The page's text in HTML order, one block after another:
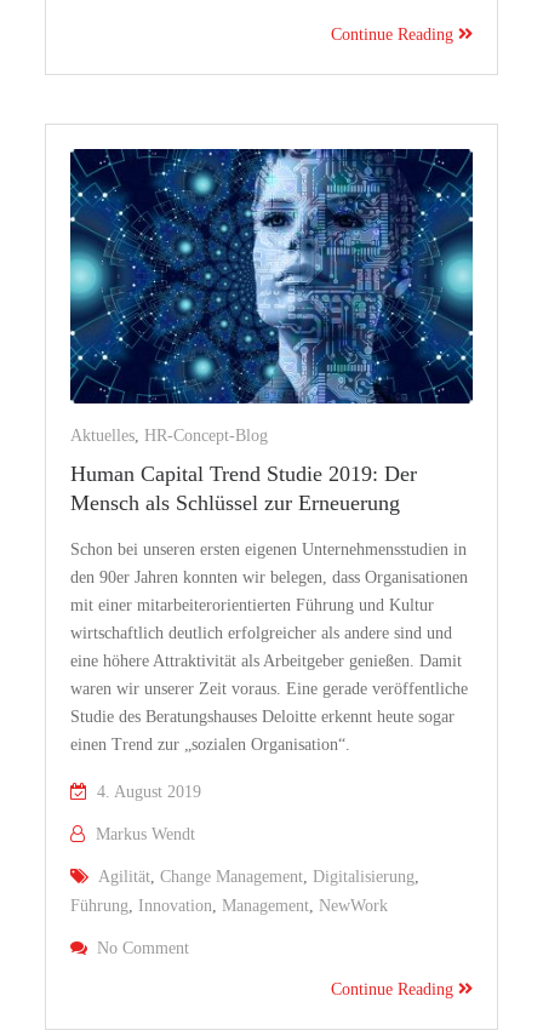
Continue Reading
Aktuelles,HR-Concept-Blog
Human Capital Trend Studie 2019: Der
Mensch als Schlüssel zur Erneuerung
Schon bei unseren ersten eigenen Unternehmensstudien in
den 90er Jahren konnten wir belegen, dass Organisationen
mit einer mitarbeiterorientierten Führung und Kultur
wirtschaftlich deutlich erfolgreicher als andere sind und
eine höhere Attraktivität als Arbeitgeber genießen. Damit
waren wir unserer Zeit voraus. Eine gerade veröffentliche
Studie des Beratungshauses Deloitte erkennt heute sogar
einen Trend zur „sozialen Organisation“.
4. August 2019
Markus Wendt
Agilität,Change Management,Digitalisierung,
Führung, Innovation,Management,NewWork
No CommentOn Human Capital Trend Studie 2019: Der
Continue Reading